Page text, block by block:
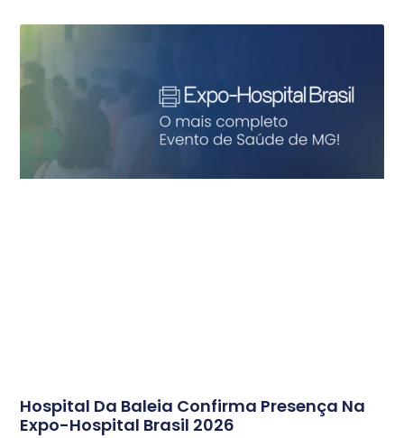
Hospital Da Baleia Confirma Presença Na
Expo-Hospital Brasil 2026